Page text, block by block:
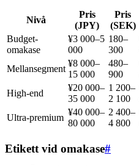
Nivå
Pris
(JPY)
Pris
(SEK)
Budget-
omakase
¥3 000–5
000
180–
300
Mellansegment
¥8 000–
15 000
480–
900
High-end
¥20 000–
35 000
1 200–
2 100
Ultra-premium
¥40 000–
80 000
2 400–
4 800
Etikett vid omakase#